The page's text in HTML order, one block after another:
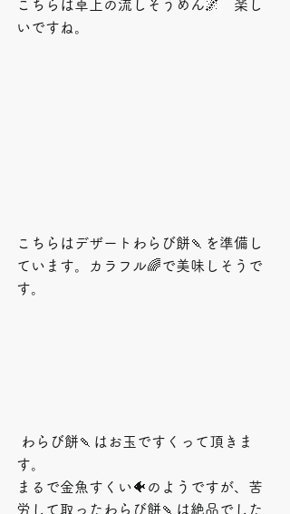
こちらは卓上の流しそうめん🌌　楽し
いですね。
こちらはデザートわらび餅🍡を準備し
ています。カラフル🌈で美味しそうで
す。
す。
まるで金魚すくい🐠のようですが、苦
労して取ったわらび餅🍡は絶品でした